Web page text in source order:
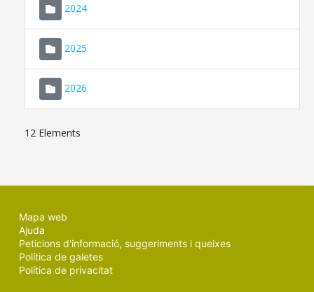
2024
2025
2026
12 Elements
Mapa web
Ajuda
Peticions d'informació, suggeriments i queixes
Política de galetes
Política de privacitat